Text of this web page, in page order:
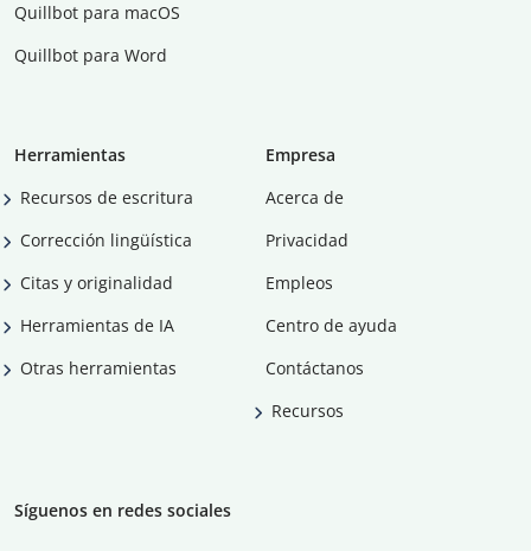
Quillbot para macOS
Quillbot para Word
Herramientas
Recursos de escritura
Corrección lingüística
Citas y originalidad
Herramientas de IA
Otras herramientas
Empresa
Acerca de
Privacidad
Empleos
Centro de ayuda
Contáctanos
Recursos
Síguenos en redes sociales